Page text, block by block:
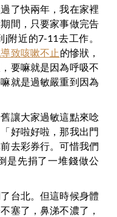
了快兩年，我在家裡
間，只要家事做完告
附近的7-11去工作。
致咳嗽不止 的慘狀，
要嘛就是因為呼吸不
就是過敏嚴重到因為
讓大家過敏這點來唸
好啦好啦，那我出門
去彩券行。可惜我們
是先捐了一堆錢做公
台北。但這時候身體
塞了，鼻涕不濃了，